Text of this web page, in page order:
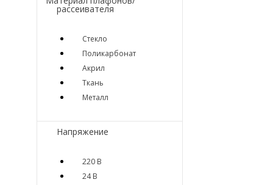
рассеивателя
Стекло
Поликарбонат
Акрил
Ткань
Металл
Напряжение
220 В
24 В